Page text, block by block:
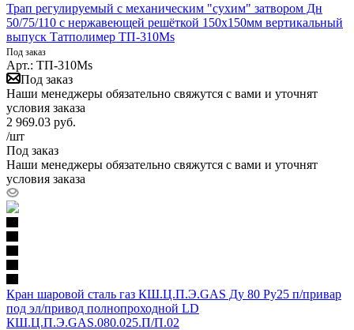
Трап регулируемый с механическим "сухим" затвором Дн
50/75/110 с нержавеющей решёткой 150х150мм вертикальный
выпуск Татполимер ТП-310Ms
Под заказ
Арт.: ТП-310Ms
Под заказ
Наши менеджеры обязательно свяжутся с вами и уточнят
условия заказа
2 969.03 руб.
/шт
Под заказ
Наши менеджеры обязательно свяжутся с вами и уточнят
условия заказа
Кран шаровой сталь газ КШ.Ц.П.Э.GAS Ду 80 Ру25 п/привар
под эл/привод полнопроходной LD
КШ.Ц.П.Э.GAS.080.025.П/П.02